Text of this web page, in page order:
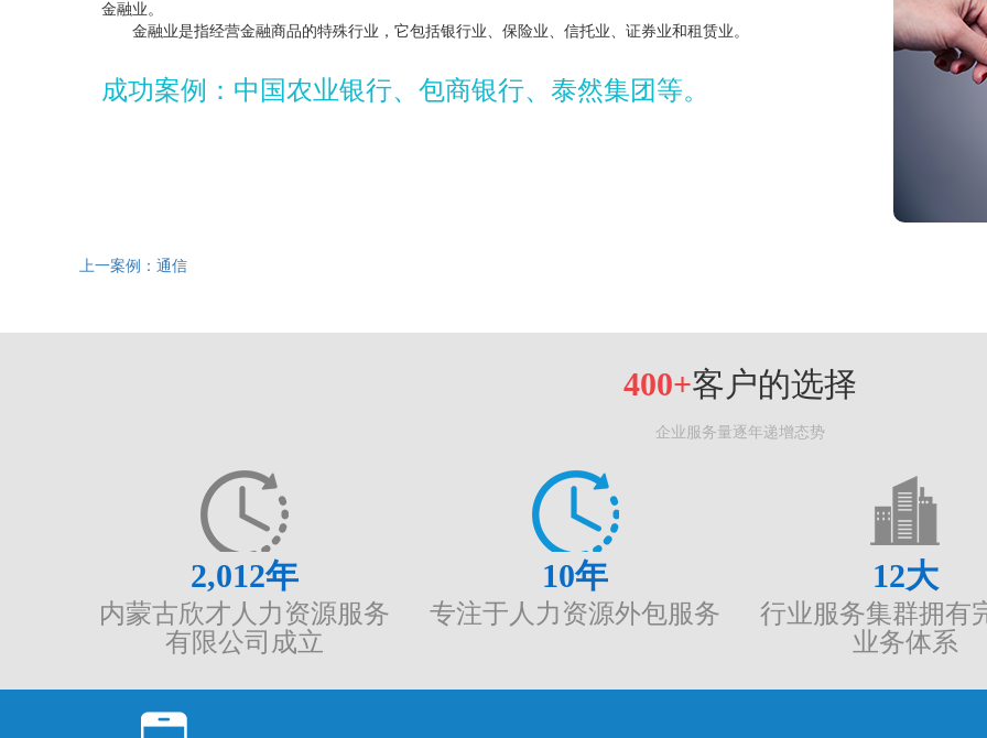
金融业。
金融业是指经营金融商品的特殊行业，它包括银行业、保险业、信托业、证券业和租赁业。
成功案例：中国农业银行、包商银行、泰然集团等。
上一案例：通信
400+客户的选择
企业服务量逐年递增态势
2,012年
内蒙古欣才人力资源服务
有限公司成立
10年
专注于人力资源外包服务
12大
行业服务集群拥有
业务体系